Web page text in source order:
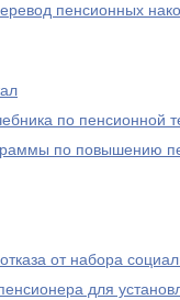
пенсионных
по пенсионной
по повышению
от набора
для